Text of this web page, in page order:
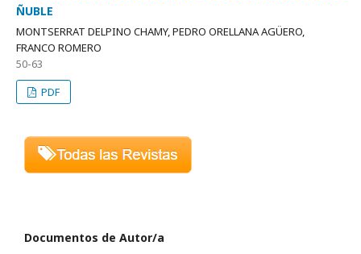
ÑUBLE
MONTSERRAT DELPINO CHAMY, PEDRO ORELLANA AGÜERO,
FRANCO ROMERO
50-63
PDF
Documentos de Autor/a